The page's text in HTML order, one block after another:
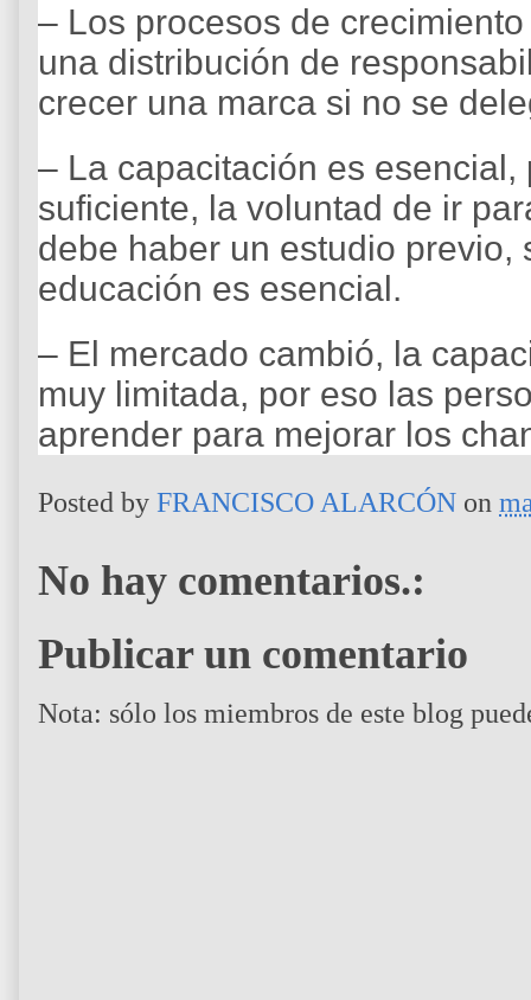
– Los procesos de
una distribución de
crecer una marca si no se
– La capacitación es
suficiente, la voluntad de ir
debe haber un estudio previo,
educación es esencial.
– El mercado cambió, la
muy limitada, por eso las
aprender para mejorar los
Posted by FRANCISCO ALARCÓN on
No hay comentarios.:
Publicar un comentario
Nota: sólo los miembros de este blog